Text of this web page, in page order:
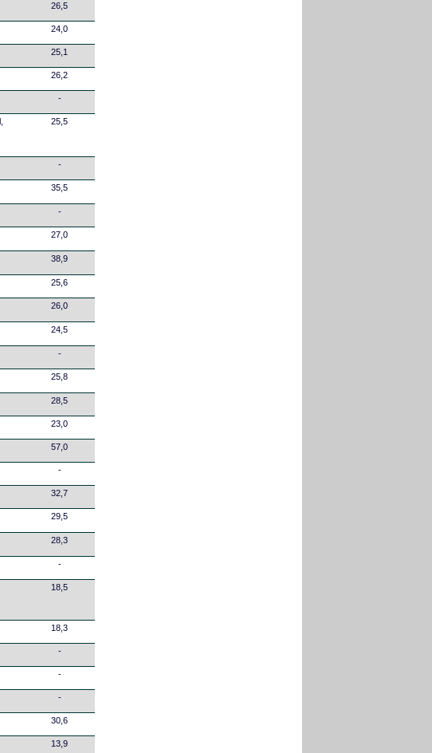
26,5
24,0
25,1
26,2
-
25,5
-
35,5
-
27,0
38,9
25,6
26,0
24,5
-
25,8
28,5
23,0
57,0
-
32,7
29,5
28,3
-
18,5
18,3
-
-
-
30,6
13,9